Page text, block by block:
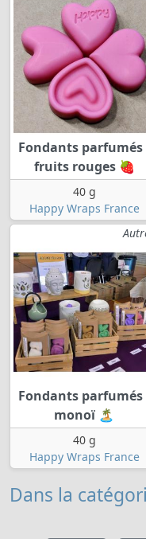
Fondants parfumés
fruits rouges 🍓
40 g
Happy Wraps France
Fondants parfumés
monoï 🏝️
40 g
Happy Wraps France
Dans la